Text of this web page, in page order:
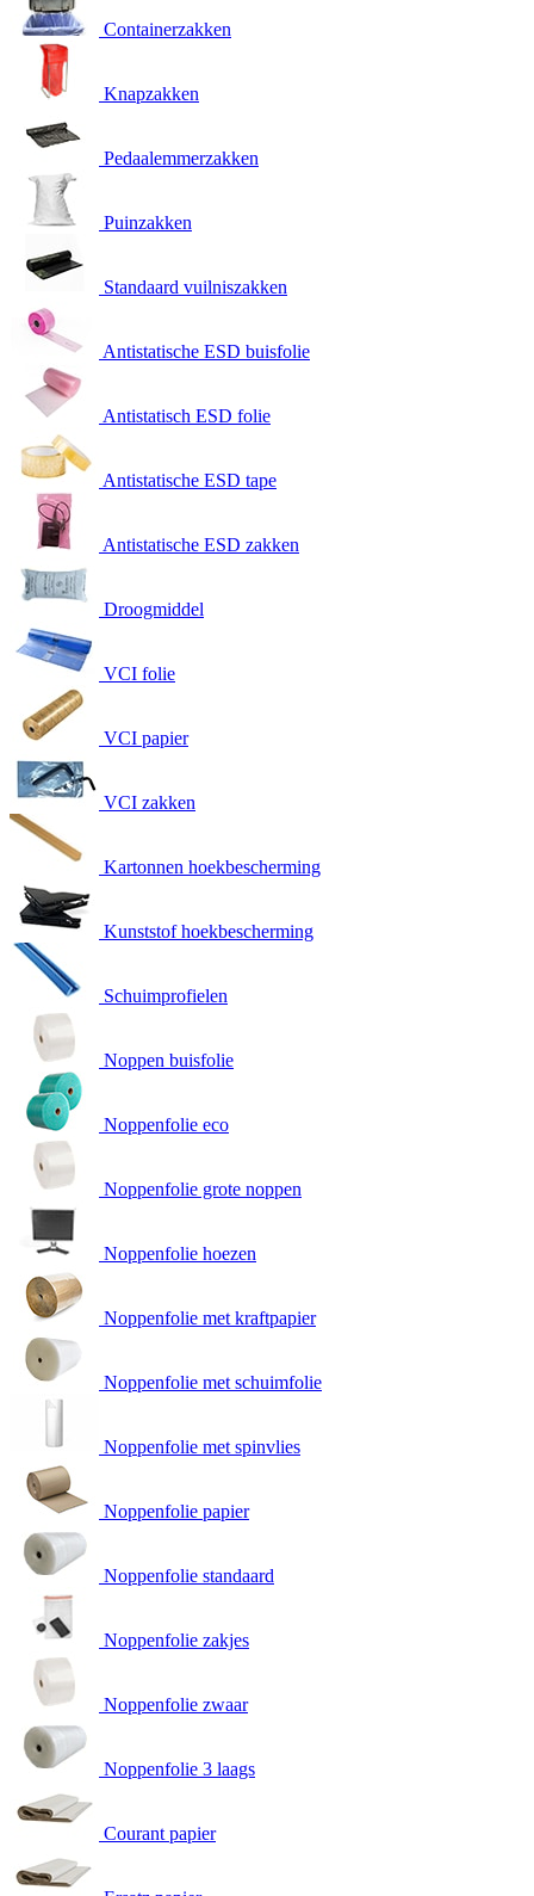
Containerzakken
Knapzakken
Pedaalemmerzakken
Puinzakken
Standaard vuilniszakken
Antistatische ESD buisfolie
Antistatisch ESD folie
Antistatische ESD tape
Antistatische ESD zakken
Droogmiddel
VCI folie
VCI papier
VCI zakken
Kartonnen hoekbescherming
Kunststof hoekbescherming
Schuimprofielen
Noppen buisfolie
Noppenfolie eco
Noppenfolie grote noppen
Noppenfolie hoezen
Noppenfolie met kraftpapier
Noppenfolie met schuimfolie
Noppenfolie met spinvlies
Noppenfolie papier
Noppenfolie standaard
Noppenfolie zakjes
Noppenfolie zwaar
Noppenfolie 3 laags
Courant papier